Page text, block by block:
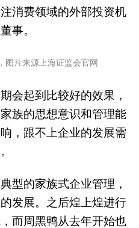
消费领域的外部投资机
事。
图片来源上海证监会官网
会起到比较好的效果，
族的思想意识和管理能
，跟不上企业的发展需
型的家族式企业管理，
发展。之后煌上煌进行
而周黑鸭从去年开始也